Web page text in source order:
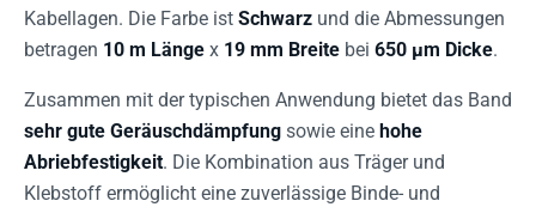
Kabellagen. Die Farbe ist Schwarz und die Abmessungen
betragen 10 m Länge x 19 mm Breite bei 650 µm Dicke.
Zusammen mit der typischen Anwendung bietet das Band
sehr gute Geräuschdämpfung sowie eine hohe
Abriebfestigkeit. Die Kombination aus Träger und
Klebstoff ermöglicht eine zuverlässige Binde- und